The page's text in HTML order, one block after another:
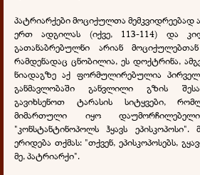
პატრიარქები მოციქულთა მემკვიდრეებად
ერთ ადგილას (იქვე, 113-114) და
გათანაბრებულნი არიან
რამდენადაც ცნობილია, ეს დოქტრინა,
ნიადაგზე აქ ფორმულირებულია
განმავლობაში განვლილი გზის
გავიხსენოთ ტარასის სიტყვები,
მიმართული იყო დაუმორჩილებელი
"კონსტანტინოპოლს ჰყავს
ერიდება თქმას: "თქვენ, ეპისკოპოსებს,
მე, პატრიარქი".